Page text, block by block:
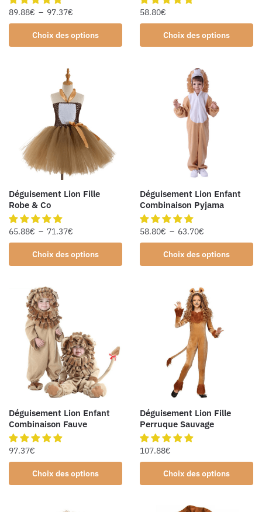
89.88€ – 97.37€
Choix des options
58.80€
Choix des options
Déguisement Lion Fille
Robe & Co
65.88€ – 71.37€
Choix des options
Déguisement Lion Enfant
Combinaison Pyjama
58.80€ – 63.70€
Choix des options
Déguisement Lion Enfant
Combinaison Fauve
97.37€
Choix des options
Déguisement Lion Fille
Perruque Sauvage
107.88€
Choix des options